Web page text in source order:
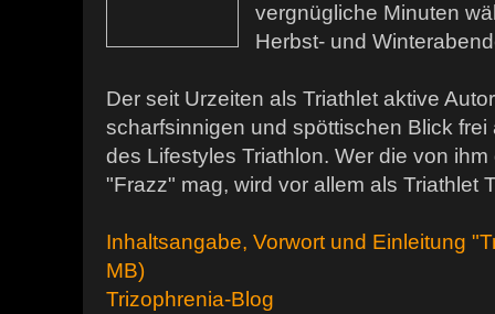
vergnügliche Minuten
Herbst- und
Der seit Urzeiten als Triathlet aktive
scharfsinnigen und spöttischen Blick
des Lifestyles Triathlon. Wer die von
"Frazz" mag, wird vor allem als Triathlet
Inhaltsangabe, Vorwort und Einleitung
MB)
Trizophrenia-Blog